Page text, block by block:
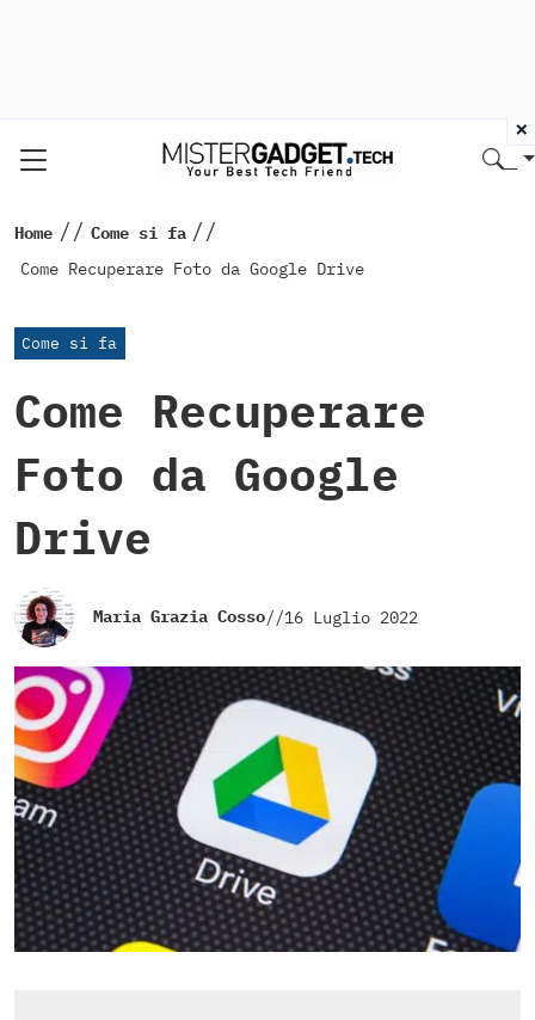
Home // Come si fa //
Come Recuperare Foto da Google Drive
Come si fa
Come Recuperare
Foto da Google
Drive
Maria Grazia Cosso//16 Luglio 2022
×